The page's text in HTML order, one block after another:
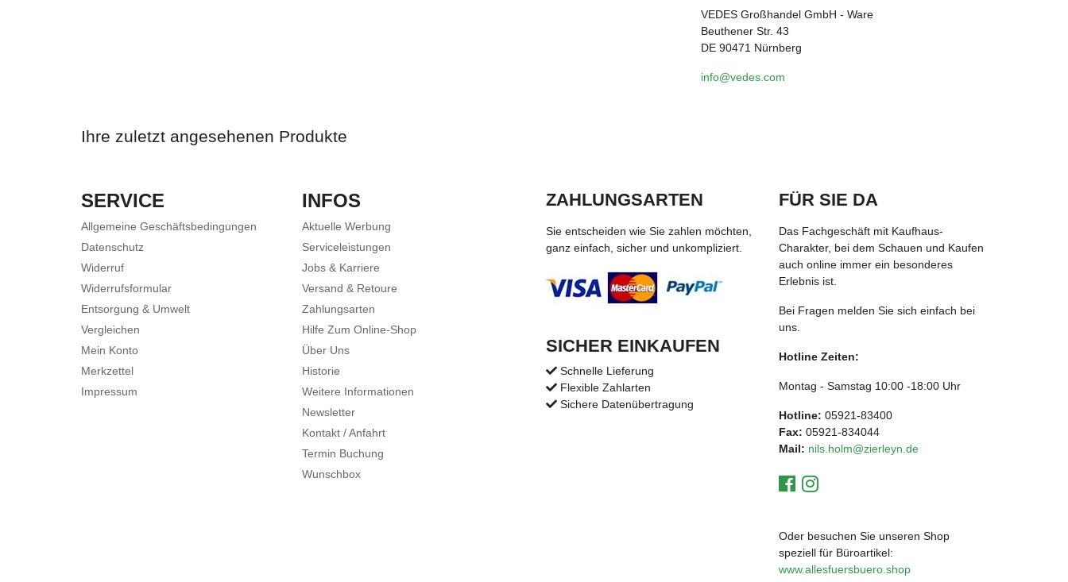
VEDES Großhandel GmbH - Ware
Beuthener Str. 43
DE 90471 Nürnberg
info@vedes.com
Ihre zuletzt angesehenen Produkte
SERVICE
Allgemeine Geschäftsbedingungen
Datenschutz
Widerruf
Widerrufsformular
Entsorgung & Umwelt
Vergleichen
Mein Konto
Merkzettel
Impressum
INFOS
Aktuelle Werbung
Serviceleistungen
Jobs & Karriere
Versand & Retoure
Zahlungsarten
Hilfe Zum Online-Shop
Über Uns
Historie
Weitere Informationen
Newsletter
Kontakt / Anfahrt
Termin Buchung
Wunschbox
ZAHLUNGSARTEN
Sie entscheiden wie Sie zahlen möchten,
ganz einfach, sicher und unkompliziert.
SICHER EINKAUFEN
Schnelle Lieferung
Flexible Zahlarten
Sichere Datenübertragung
FÜR SIE DA
Das Fachgeschäft mit Kaufhaus-
Charakter, bei dem Schauen und Kaufen
auch online immer ein besonderes
Erlebnis ist.
Bei Fragen melden Sie sich einfach bei
uns.
Hotline Zeiten:
Montag - Samstag 10:00 -18:00 Uhr
Hotline: 05921-83400
Fax: 05921-834044
Mail: nils.holm@zierleyn.de
Oder besuchen Sie unseren Shop
speziell für Büroartikel:
www.allesfuersbuero.shop